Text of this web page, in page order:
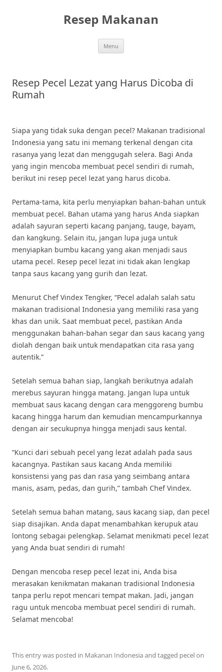
Resep Makanan
Menu
Resep Pecel Lezat yang Harus Dicoba di
Rumah
Siapa yang tidak suka dengan pecel? Makanan tradisional
Indonesia yang satu ini memang terkenal dengan cita
rasanya yang lezat dan menggugah selera. Bagi Anda
yang ingin mencoba membuat pecel sendiri di rumah,
berikut ini resep pecel lezat yang harus dicoba.
Pertama-tama, kita perlu menyiapkan bahan-bahan untuk
membuat pecel. Bahan utama yang harus Anda siapkan
adalah sayuran seperti kacang panjang, tauge, bayam,
dan kangkung. Selain itu, jangan lupa juga untuk
menyiapkan bumbu kacang yang akan menjadi saus
utama pecel. Resep pecel lezat ini tidak akan lengkap
tanpa saus kacang yang gurih dan lezat.
Menurut Chef Vindex Tengker, “Pecel adalah salah satu
makanan tradisional Indonesia yang memiliki rasa yang
khas dan unik. Saat membuat pecel, pastikan Anda
menggunakan bahan-bahan segar dan saus kacang yang
diolah dengan baik untuk mendapatkan cita rasa yang
autentik.”
Setelah semua bahan siap, langkah berikutnya adalah
merebus sayuran hingga matang. Jangan lupa untuk
membuat saus kacang dengan cara menggoreng bumbu
kacang hingga harum dan kemudian mencampurkannya
dengan air secukupnya hingga menjadi saus kental.
“Kunci dari sebuah pecel yang lezat adalah pada saus
kacangnya. Pastikan saus kacang Anda memiliki
konsistensi yang pas dan rasa yang seimbang antara
manis, asam, pedas, dan gurih,” tambah Chef Vindex.
Setelah semua bahan matang, saus kacang siap, dan pecel
siap disajikan. Anda dapat menambahkan kerupuk atau
lontong sebagai pelengkap. Selamat menikmati pecel lezat
yang Anda buat sendiri di rumah!
Dengan mencoba resep pecel lezat ini, Anda bisa
merasakan kenikmatan makanan tradisional Indonesia
tanpa perlu repot mencari tempat makan. Jadi, jangan
ragu untuk mencoba membuat pecel sendiri di rumah.
Selamat mencoba!
This entry was posted in Makanan Indonesia and tagged pecelon
June 6, 2026.